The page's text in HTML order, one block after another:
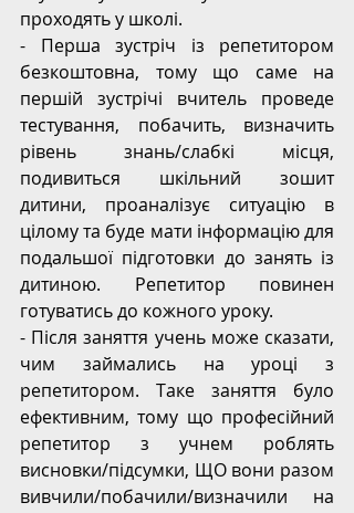
проходять у школі.
- Перша зустріч із репетитором
безкоштовна, тому що саме на
першій зустрічі вчитель проведе
тестування, побачить, визначить
рівень знань/слабкі місця,
подивиться шкільний зошит
дитини, проаналізує ситуацію в
цілому та буде мати інформацію для
подальшої підготовки до занять із
дитиною. Репетитор повинен
готуватись до кожного уроку.
- Після заняття учень може сказати,
чим займались на уроці з
репетитором. Таке заняття було
ефективним, тому що професійний
репетитор з учнем роблять
висновки/підсумки, ЩО вони разом
вивчили/побачили/визначили на